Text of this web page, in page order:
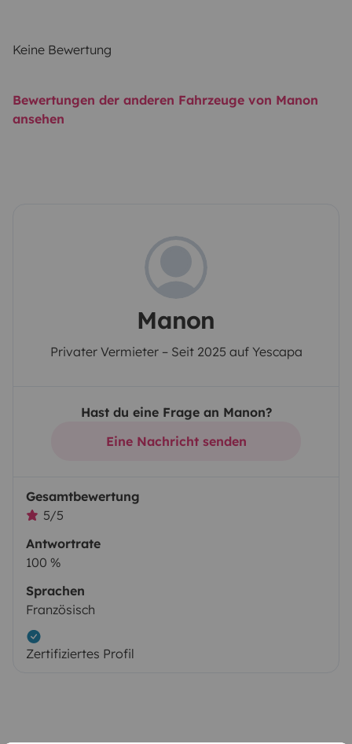
Keine Bewertung
Bewertungen der anderen Fahrzeuge von Manon
ansehen
Manon
Privater Vermieter – Seit 2025 auf Yescapa
Hast du eine Frage an Manon?
Eine Nachricht senden
Gesamtbewertung
5/5
Antwortrate
100 %
Sprachen
Französisch
Zertifiziertes Profil